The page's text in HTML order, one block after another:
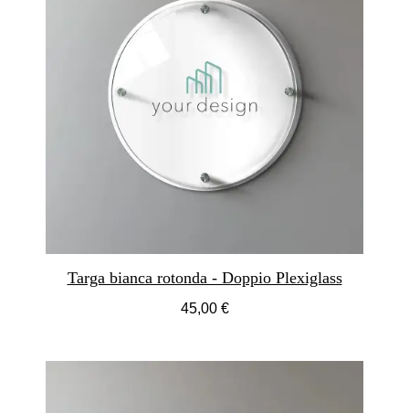
Targa bianca rotonda - Doppio Plexiglass
45,00 €